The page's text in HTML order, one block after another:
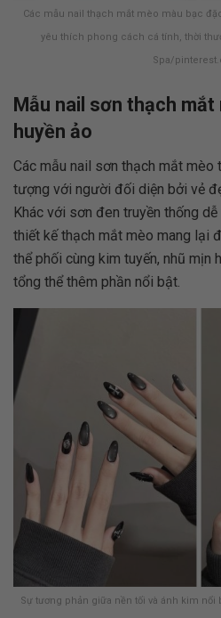
Các mẫu nail thạch mắt mèo màu bạc
yêu thích phong cách cá tính, thời
Spa/
Mẫu nail sơn thạch
huyền ảo
Các mẫu nail sơn thạch mắt mèo
tượng với người đối diện bởi vẻ
Khác với sơn đen truyền thống
thiết kế thạch mắt mèo mang lại
thể phối cùng kim tuyến, nhũ mịn
tổng thể thêm phần nổi bật.
Sự tương phản giữa nền tối và ánh kim